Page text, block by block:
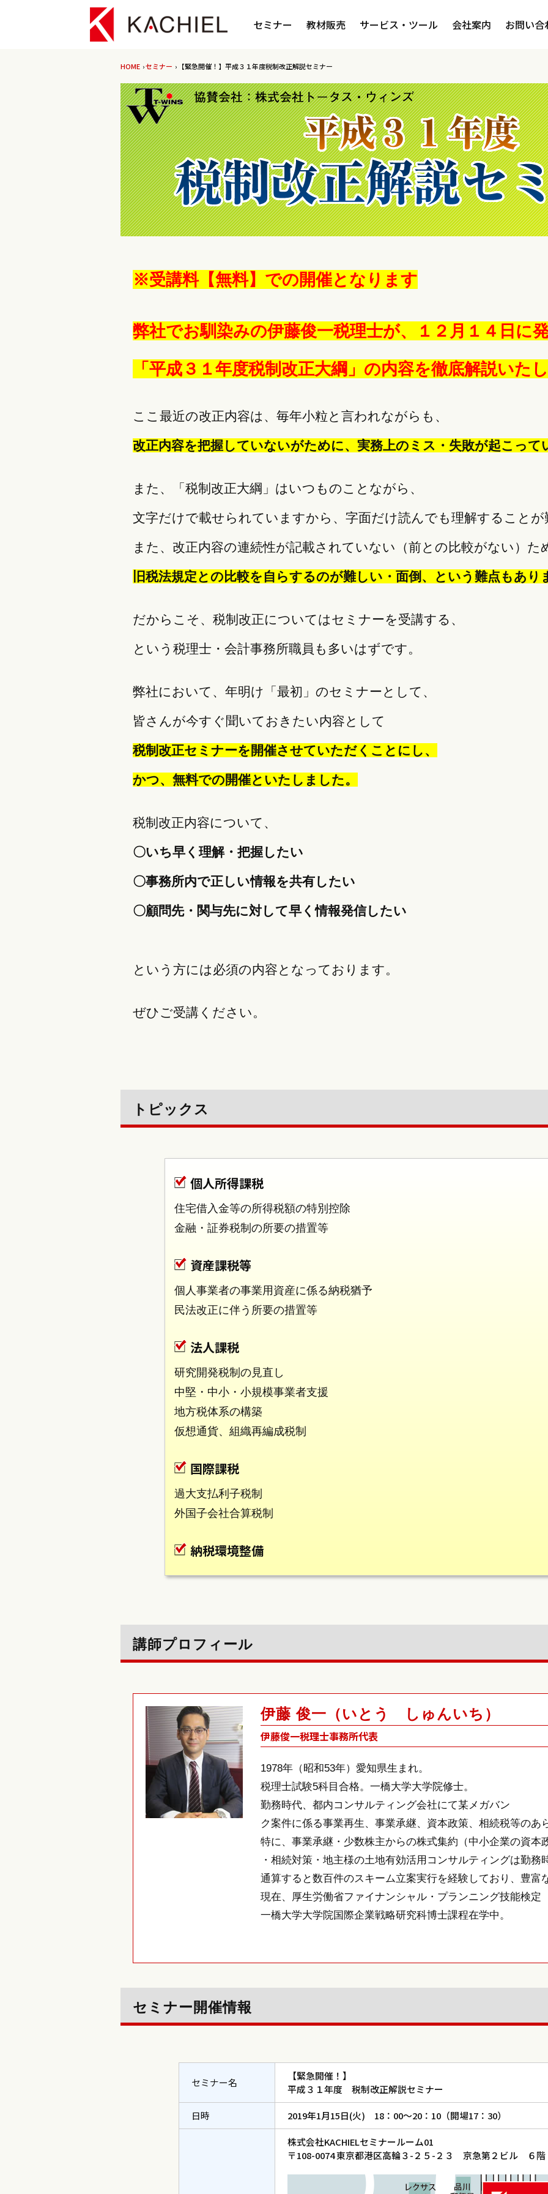
セミナー 教材販売 サービス・ツール 会社案内 お問い合
HOME ›セミナー › 【緊急開催！】平成３１年度税制改正解説セミナー
※受講料【無料】での開催となります
弊社でお馴染みの伊藤俊一税理士が、１２月１４日に
「平成３１年度税制改正大綱」の内容を徹底解説いた
ここ最近の改正内容は、毎年小粒と言われながらも、
改正内容を把握していないがために、実務上のミス・失敗が起こって
また、「税制改正大綱」はいつものことながら、
文字だけで載せられていますから、字面だけ読んでも理解することが
また、改正内容の連続性が記載されていない（前との比較がない）た
旧税法規定との比較を自らするのが難しい・面倒、という難点もあり
だからこそ、税制改正についてはセミナーを受講する、
という税理士・会計事務所職員も多いはずです。
弊社において、年明け「最初」のセミナーとして、
皆さんが今すぐ聞いておきたい内容として
税制改正セミナーを開催させていただくことにし、
かつ、無料での開催といたしました。
税制改正内容について、
〇いち早く理解・把握したい
〇事務所内で正しい情報を共有したい
〇顧問先・関与先に対して早く情報発信したい
という方には必須の内容となっております。
ぜひご受講ください。
トピックス
個人所得課税
住宅借入金等の所得税額の特別控除
金融・証券税制の所要の措置等
資産課税等
個人事業者の事業用資産に係る納税猶予
民法改正に伴う所要の措置等
法人課税
研究開発税制の見直し
中堅・中小・小規模事業者支援
地方税体系の構築
仮想通貨、組織再編成税制
国際課税
過大支払利子税制
外国子会社合算税制
納税環境整備
講師プロフィール
伊藤 俊一（いとう しゅんいち）
伊藤俊一税理士事務所代表
1978年（昭和53年）愛知県生まれ。
税理士試験5科目合格。一橋大学大学院修士。
勤務時代、都内コンサルティング会社にて某メガバン
ク案件に係る事業再生、事業承継、資本政策、相続税等のあ
特に、事業承継・少数株主からの株式集約（中小企業の資本
・相続対策・地主様の土地有効活用コンサルティングは勤務
通算すると数百件のスキーム立案実行を経験しており、豊富
現在、厚生労働省ファイナンシャル・プランニング技能検
一橋大学大学院国際企業戦略研究科博士課程在学中。
セミナー開催情報
セミナー名
【緊急開催！】
平成３１年度 税制改正解説セミナー
日時 2019年1月15日(火) 18：00～20：10（開場17：30）
株式会社KACHIELセミナールーム01
〒108-0074 東京都港区高輪３-２５-２３ 京急第２ビル ６階